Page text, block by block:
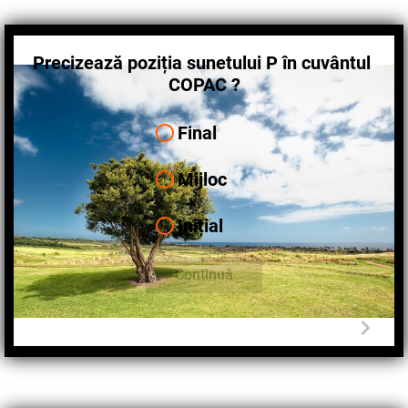
Precizează poziția sunetului P în cuvântul
COPAC ?
Final
Mijloc
Inițial
Continuă